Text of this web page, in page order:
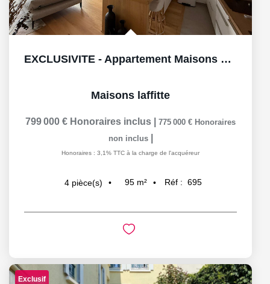
EXCLUSIVITE - Appartement Maisons Laffitte 4 pièce(s) 95 m2...
Maisons laffitte
799 000 € Honoraires inclus 775 000 € Honoraires
non inclus
Honoraires : 3,1% TTC à la charge de l'acquéreur
4 pièce(s) 95 m² Réf : 695
Exclusif